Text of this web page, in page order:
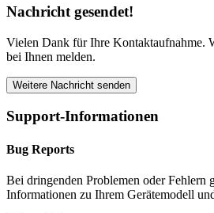
Nachricht gesendet!
Vielen Dank für Ihre Kontaktaufnahme.
bei Ihnen melden.
Weitere Nachricht senden
Support-Informationen
Bug Reports
Bei dringenden Problemen oder Fehlern
Informationen zu Ihrem Gerätemodell